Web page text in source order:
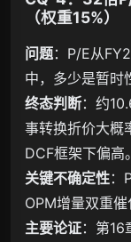
（权重15%）
问题：P/E从
中，多少是暂时
终态判断：约
事转换折价大概
DCF框架下偏高。
关键不确定性：
OPM增量双重催
主要论证：第